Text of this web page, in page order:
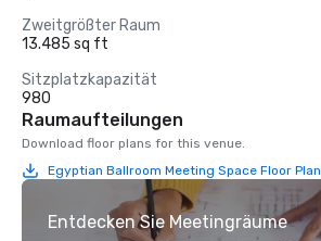
Zweitgrößter Raum
13.485 sq ft
Sitzplatzkapazität
980
Raumaufteilungen
Download floor plans for this venue.
Egyptian Ballroom Meeting Space Floor Plan
Entdecken Sie Meetingräume